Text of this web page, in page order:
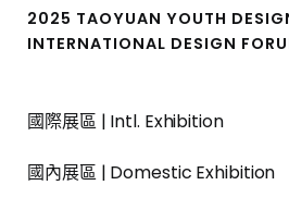
2025 TAOYUAN YOUTH
INTERNATIONAL DESIGN
國際展區 | Intl. Exhibition
國內展區 | Domestic Exhibition